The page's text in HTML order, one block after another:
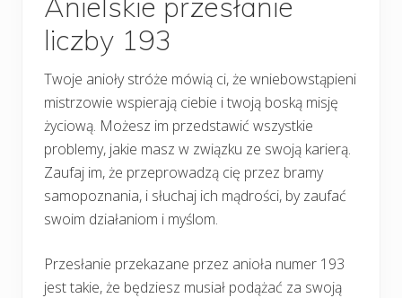
liczby 193
Twoje anioły stróże mówią ci, że wniebowstąpieni
mistrzowie wspierają ciebie i twoją boską misję
życiową. Możesz im przedstawić wszystkie
problemy, jakie masz w związku ze swoją karierą.
Zaufaj im, że przeprowadzą cię przez bramy
samopoznania, i słuchaj ich mądrości, by zaufać
swoim działaniom i myślom.
Przesłanie przekazane przez anioła numer 193
jest takie, że będziesz musiał podążać za swoją